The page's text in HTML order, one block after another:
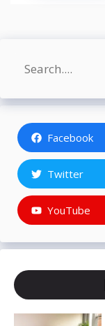
Search
Facebook
Twitter
YouTube